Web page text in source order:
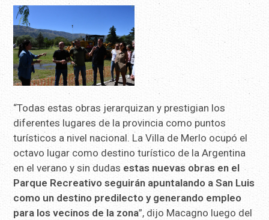
“Todas estas obras jerarquizan y prestigian los
diferentes lugares de la provincia como puntos
turísticos a nivel nacional. La Villa de Merlo ocupó el
octavo lugar como destino turístico de la Argentina
en el verano y sin dudas estas nuevas obras en el
Parque Recreativo seguirán apuntalando a San Luis
como un destino predilecto y generando empleo
para los vecinos de la zona”, dijo Macagno luego del